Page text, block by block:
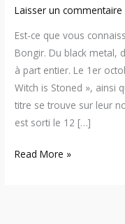
Laisser un commentaire
Est-ce que vous
Bongir. Du black metal,
à part entier. Le 1er
Witch is Stoned », ainsi
titre se trouve sur leur
est sorti le 12 […]
Read More »